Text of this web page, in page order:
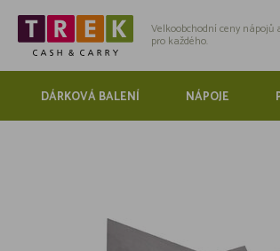
Velkoobchodní ceny nápojů
pro každého.
DÁRKOVÁ BALENÍ NÁPOJE